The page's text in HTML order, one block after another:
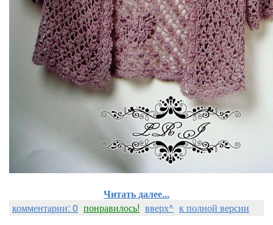
Читать далее...
комментарии: 0 понравилось! вверх^ к полной версии